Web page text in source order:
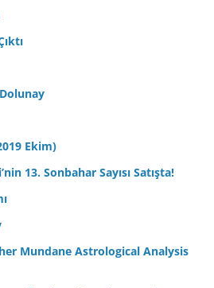
Ekim)
13. Sonbahar Sayısı Satışta!
Mundane Astrological Analysis